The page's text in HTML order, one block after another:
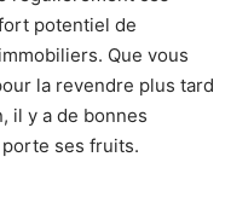
potentiel de
Que vous
la revendre plus tard
il y a de bonnes
ses fruits.